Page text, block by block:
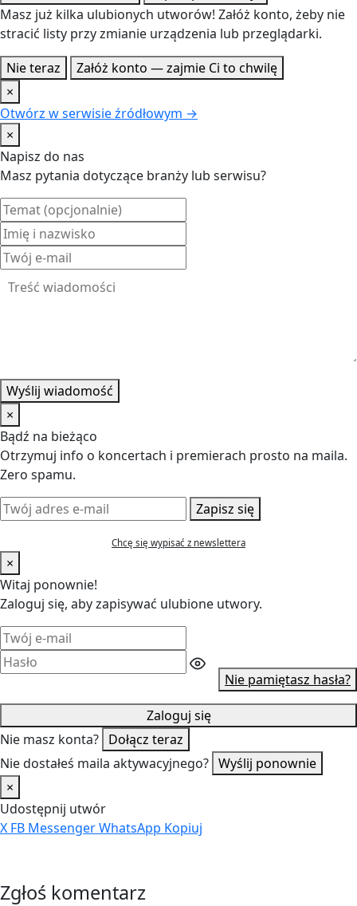
Masz już kilka ulubionych utworów! Załóż konto, żeby nie
stracić listy przy zmianie urządzenia lub przeglądarki.
Nie teraz
Załóż konto — zajmie Ci to chwilę
×
Otwórz w serwisie źródłowym →
×
Napisz do nas
Masz pytania dotyczące branży lub serwisu?
Wyślij wiadomość
×
Bądź na bieżąco
Otrzymuj info o koncertach i premierach prosto na maila.
Zero spamu.
Zapisz się
Chcę się wypisać z newslettera
×
Witaj ponownie!
Zaloguj się, aby zapisywać ulubione utwory.
Nie pamiętasz hasła?
Zaloguj się
Nie masz konta? Dołącz teraz
Nie dostałeś maila aktywacyjnego? Wyślij ponownie
×
Udostępnij utwór
X FB MessengerWhatsApp Kopiuj
Zgłoś komentarz